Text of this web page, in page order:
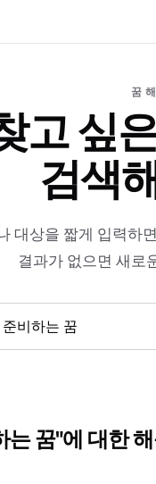
꿈
고 싶
검색
대상을 짧게 입력하
결과가 없으면 새로
는 꿈"에 대한